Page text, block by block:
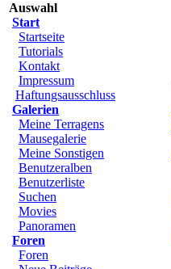
Auswahl
Start
Startseite
Tutorials
Kontakt
Impressum
Haftungsausschluss
Galerien
Meine Terragens
Mausegalerie
Meine Sonstigen
Benutzeralben
Benutzerliste
Suchen
Movies
Panoramen
Foren
Foren